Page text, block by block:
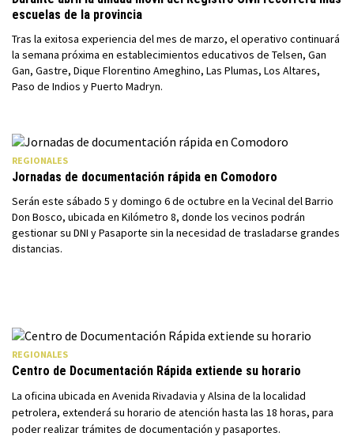
escuelas de la provincia
Tras la exitosa experiencia del mes de marzo, el operativo continuará
la semana próxima en establecimientos educativos de Telsen, Gan
Gan, Gastre, Dique Florentino Ameghino, Las Plumas, Los Altares,
Paso de Indios y Puerto Madryn.
REGIONALES
Jornadas de documentación rápida en Comodoro
Serán este sábado 5 y domingo 6 de octubre en la Vecinal del Barrio
Don Bosco, ubicada en Kilómetro 8, donde los vecinos podrán
gestionar su DNI y Pasaporte sin la necesidad de trasladarse grandes
distancias.
REGIONALES
Centro de Documentación Rápida extiende su horario
La oficina ubicada en Avenida Rivadavia y Alsina de la localidad
petrolera, extenderá su horario de atención hasta las 18 horas, para
poder realizar trámites de documentación y pasaportes.